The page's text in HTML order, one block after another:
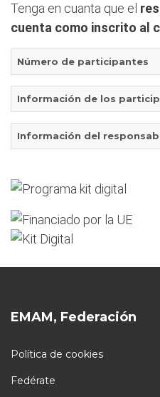
Tenga en cuanta que el
cuenta como inscrito al
Número de participantes
Información de los
Información del
EMAM, Federación
Política de cookies
Fedérate